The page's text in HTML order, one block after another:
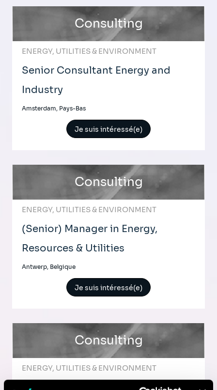
Consulting
ENERGY, UTILITIES & ENVIRONMENT
Senior Consultant Energy and
Industry
Amsterdam, Pays-Bas
Je suis intéressé(e)
Consulting
ENERGY, UTILITIES & ENVIRONMENT
(Senior) Manager in Energy,
Resources & Utilities
Antwerp, Belgique
Je suis intéressé(e)
Consulting
ENERGY, UTILITIES & ENVIRONMENT
Senior Consultant ESG